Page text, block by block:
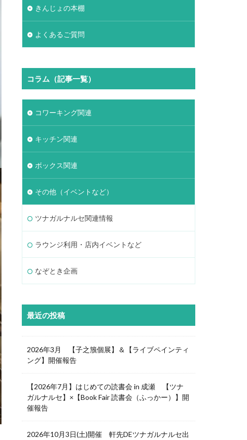
きんじょの本棚
よくあるご質問
コラム（記事一覧）
コワーキング関連
キッチン関連
ボックス関連
その他（イベントなど）
ツナガルナルセ関連情報
ラウンジ利用・店内イベントなど
なぞとき企画
最近の投稿
2026年3月 【子之籏個展】＆【ライブペインティ
ング】開催報告
【2026年7月】はじめての読書会 in 成瀬 【ツナ
ガルナルセ】×【Book Fair 読書会（ふっかー）】開
催報告
2026年10月3日(土)開催 軒先DEツナガルナルセ出